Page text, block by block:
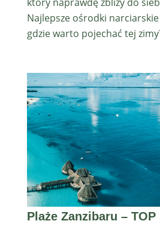
Najlepsze ośrodki narciarskie
gdzie warto pojechać tej
Plaże Zanzibaru – TOP